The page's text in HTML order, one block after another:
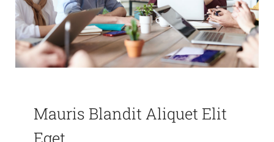
Mauris Blandit Aliquet Elit